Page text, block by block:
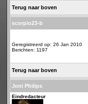
Terug naar boven
scorpio23-b
Geregistreerd op: 26 Jan 2010
Berichten: 1197
Terug naar boven
Joni Philips
Eindredacteur